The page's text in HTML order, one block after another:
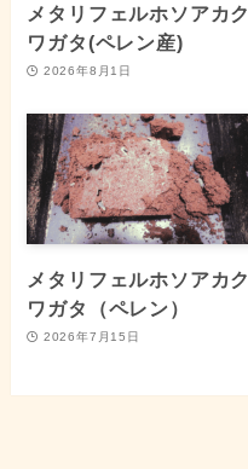
メタリフェルホソアカク
ワガタ(ペレン産)
2026年8月1日
メタリフェルホソアカク
ワガタ（ペレン）
2026年7月15日